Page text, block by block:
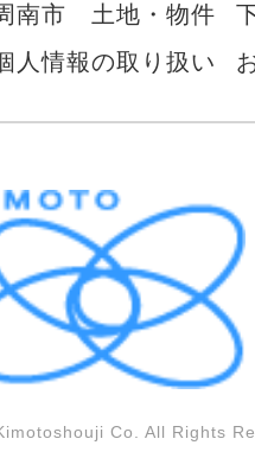
南市 土地・物件
人情報の取り扱い
Co. All Rights